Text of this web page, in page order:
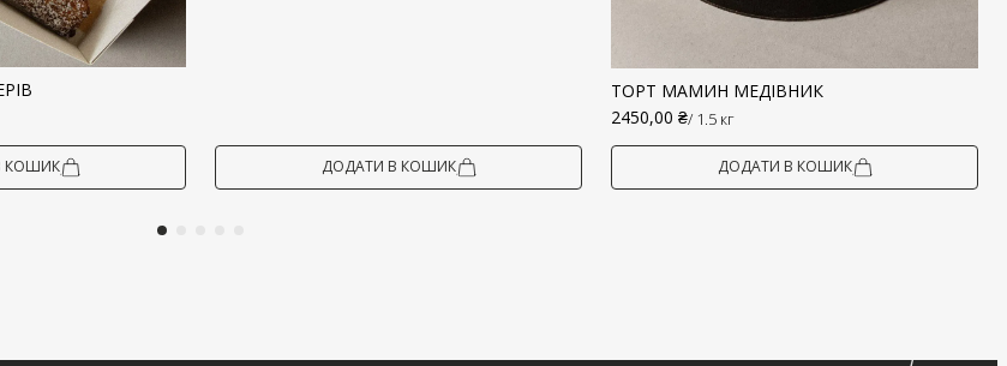
КОШИК ДОДАТИ В КОШИК
ТОРТ МАМИН МЕДІВНИК
2450,00 ₴/ 1.5 кг
ДОДАТИ В КОШИК